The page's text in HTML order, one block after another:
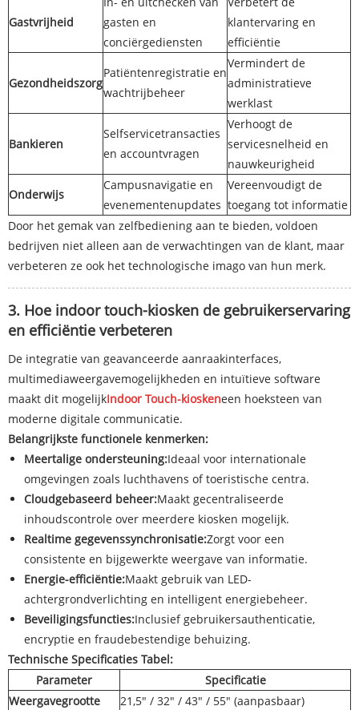
Gastvrijheid
gasten en
conciërgediensten
klantervaring en
efficiëntie
Gezondheidszorg
Patiëntenregistratie en
wachtrijbeheer
Vermindert de
administratieve
werklast
Bankieren
Selfservicetransacties
en accountvragen
Verhoogt de
servicesnelheid en
nauwkeurigheid
Onderwijs
Campusnavigatie en
evenementenupdates
Vereenvoudigt de
toegang tot informatie
Door het gemak van zelfbediening aan te bieden, voldoen
bedrijven niet alleen aan de verwachtingen van de klant, maar
verbeteren ze ook het technologische imago van hun merk.
3. Hoe indoor touch-kiosken de gebruikerservaring
en efficiëntie verbeteren
De integratie van geavanceerde aanraakinterfaces,
multimediaweergavemogelijkheden en intuïtieve software
maakt dit mogelijkIndoor Touch-kioskeneen hoeksteen van
moderne digitale communicatie.
Belangrijkste functionele kenmerken:
Meertalige ondersteuning:Ideaal voor internationale
omgevingen zoals luchthavens of toeristische centra.
Cloudgebaseerd beheer:Maakt gecentraliseerde
inhoudscontrole over meerdere kiosken mogelijk.
Realtime gegevenssynchronisatie:Zorgt voor een
consistente en bijgewerkte weergave van informatie.
Energie-efficiëntie:Maakt gebruik van LED-
achtergrondverlichting en intelligent energiebeheer.
Beveiligingsfuncties:Inclusief gebruikersauthenticatie,
encryptie en fraudebestendige behuizing.
Technische Specificaties Tabel:
Parameter
Specificatie
Weergavegrootte
21,5" / 32" / 43" / 55" (aanpasbaar)